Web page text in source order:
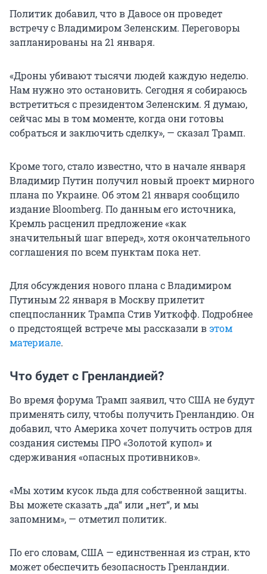
Политик добавил, что в Давосе он проведет
встречу с Владимиром Зеленским. Переговоры
запланированы на 21 января.
«Дроны убивают тысячи людей каждую неделю.
Нам нужно это остановить. Сегодня я собираюсь
встретиться с президентом Зеленским. Я думаю,
сейчас мы в том моменте, когда они готовы
собраться и заключить сделку», — сказал Трамп.
Кроме того, стало известно, что в начале января
Владимир Путин получил новый проект мирного
плана по Украине. Об этом 21 января сообщило
издание Bloomberg. По данным его источника,
Кремль расценил предложение «как
значительный шаг вперед», хотя окончательного
соглашения по всем пунктам пока нет.
Для обсуждения нового плана с Владимиром
Путиным 22 января в Москву прилетит
спецпосланник Трампа Стив Уиткофф. Подробнее
о предстоящей встрече мы рассказали вэтом
материале.
Что будет с Гренландией?
Во время форума Трамп заявил, что США не будут
применять силу, чтобы получить Гренландию. Он
добавил, что Америка хочет получить остров для
создания системы ПРО «Золотой купол» и
сдерживания «опасных противников».
«Мы хотим кусок льда для собственной защиты.
Вы можете сказать „да“ или „нет“, и мы
запомним», — отметил политик.
По его словам, США — единственная из стран, кто
может обеспечить безопасность Гренландии.